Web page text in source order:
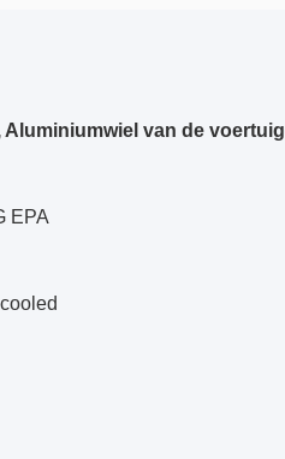
Aluminiumwiel van de
EPA